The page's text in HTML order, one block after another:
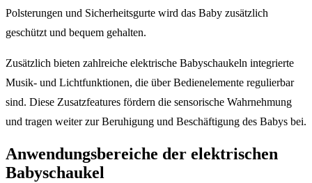
Polsterungen und Sicherheitsgurte wird das Baby zusätzlich
geschützt und bequem gehalten.
Zusätzlich bieten zahlreiche elektrische Babyschaukeln integrierte
Musik- und Lichtfunktionen, die über Bedienelemente regulierbar
sind. Diese Zusatzfeatures fördern die sensorische Wahrnehmung
und tragen weiter zur Beruhigung und Beschäftigung des Babys bei.
Anwendungsbereiche der elektrischen
Babyschaukel